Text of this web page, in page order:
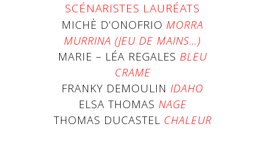
SCÉNARISTES LAURÉATS
MICHÈ D’ONOFRIO MORRA
MURRINA (JEU DE MAINS…)
MARIE – LÉA REGALES BLEU
CRAME
FRANKY DEMOULIN IDAHO
ELSA THOMAS NAGE
THOMAS DUCASTEL CHALEUR